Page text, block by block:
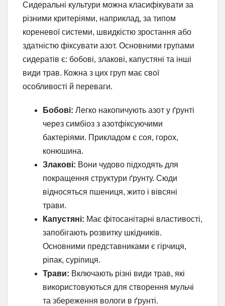
Сидеральні культури можна класифікувати за
різними критеріями, наприклад, за типом
кореневої системи, швидкістю зростання або
здатністю фіксувати азот. Основними групами
сидератів є: бобові, злакові, капустяні та інші
види трав. Кожна з цих груп має свої
особливості й переваги.
Бобові: Легко накопичують азот у ґрунті
через симбіоз з азотфіксуючими
бактеріями. Прикладом є соя, горох,
конюшина.
Злакові: Вони чудово підходять для
покращення структури ґрунту. Сюди
відносяться пшениця, жито і вівсяні
трави.
Капустяні: Має фітосанітарні властивості,
запобігають розвитку шкідників.
Основними представниками є гірчиця,
ріпак, суріпиця.
Трави: Включають різні види трав, які
використовуються для створення мульчі
та збереження вологи в ґрунті.